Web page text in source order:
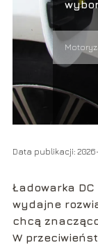
Data publikacji:
Ładowarka
wydajne
chcą
W